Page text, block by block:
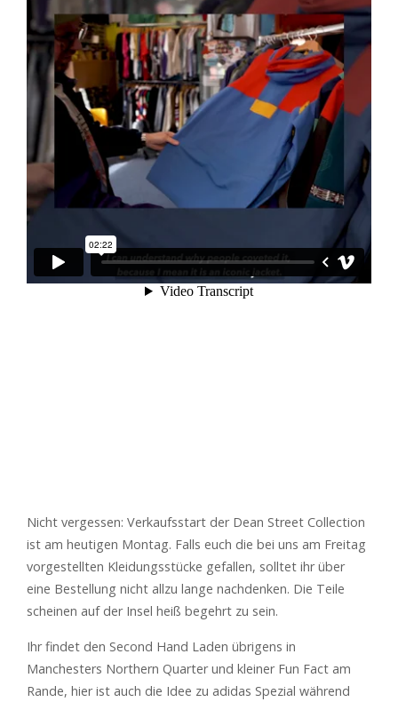
Nicht vergessen: Verkaufsstart der Dean Street Collection
ist am heutigen Montag. Falls euch die bei uns am Freitag
vorgestellten Kleidungsstücke gefallen, solltet ihr über
eine Bestellung nicht allzu lange nachdenken. Die Teile
scheinen auf der Insel heiß begehrt zu sein.
Ihr findet den Second Hand Laden übrigens in
Manchesters Northern Quarter und kleiner Fun Fact am
Rande, hier ist auch die Idee zu adidas Spezial während